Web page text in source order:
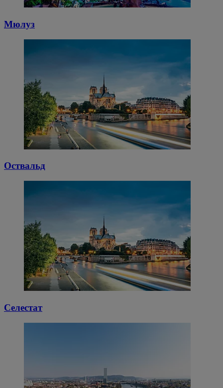
Мюлуз
Оствальд
Селестат